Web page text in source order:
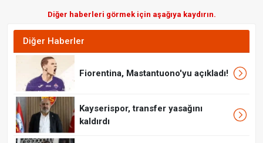
Diğer haberleri görmek için aşağıya kaydırın.
Diğer Haberler
Fiorentina, Mastantuono'yu açıkladı!
Kayserispor, transfer yasağını
kaldırdı